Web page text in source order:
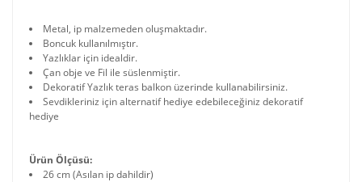
Metal, ip malzemeden oluşmaktadır.
Boncuk kullanılmıştır.
Yazlıklar için idealdir.
Çan obje ve Fil ile süslenmiştir.
Dekoratif Yazlık teras balkon üzerinde kullanabilirsiniz.
Sevdikleriniz için alternatif hediye edebileceğiniz dekoratif
hediye
Ürün Ölçüsü:
26 cm (Asılan ip dahildir)